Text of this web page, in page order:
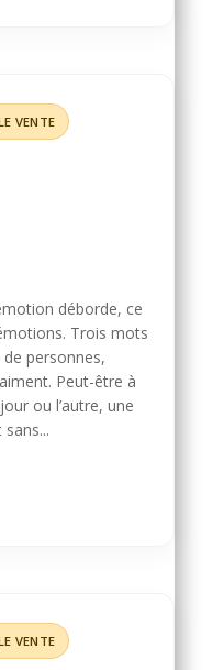
déborde, ce
Trois mots
personnes,
Peut-être à
ou l’autre, une